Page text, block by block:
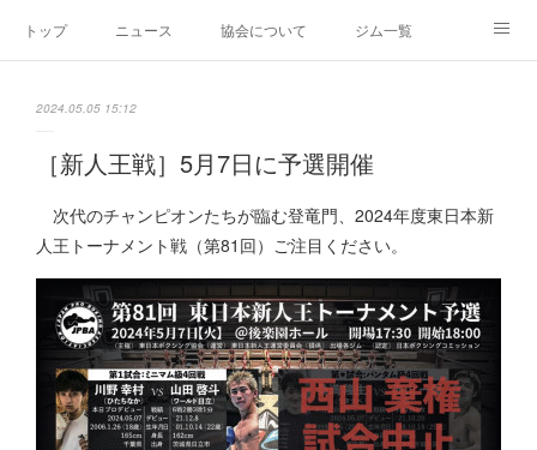
トップ ニュース 協会について ジム一覧
2024.05.05 15:12
［新人王戦］5月7日に予選開催
次代のチャンピオンたちが臨む登竜門、2024年度東日本新
人王トーナメント戦（第81回）ご注目ください。